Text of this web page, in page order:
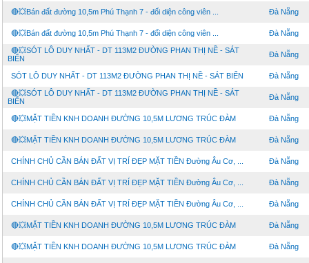
🔴💥Bán đất đường 10,5m Phú Thạnh 7 - đối diện công viên ... Đà Nẵng
🔴💥Bán đất đường 10,5m Phú Thạnh 7 - đối diện công viên ... Đà Nẵng
🔴💥SÓT LÔ DUY NHẤT - DT 113M2 ĐƯỜNG PHAN THỊ NỀ - SÁT
BIỂN
Đà Nẵng
SÓT LÔ DUY NHẤT - DT 113M2 ĐƯỜNG PHAN THỊ NỀ - SÁT BIỂN Đà Nẵng
🔴💥SÓT LÔ DUY NHẤT - DT 113M2 ĐƯỜNG PHAN THỊ NỀ - SÁT
BIỂN
Đà Nẵng
🔴💥MẶT TIỀN KNH DOANH ĐƯỜNG 10,5M LƯƠNG TRÚC ĐÀM Đà Nẵng
🔴💥MẶT TIỀN KNH DOANH ĐƯỜNG 10,5M LƯƠNG TRÚC ĐÀM Đà Nẵng
CHÍNH CHỦ CẦN BÁN ĐẤT VỊ TRÍ ĐẸP MẶT TIỀN Đường Âu Cơ, ... Đà Nẵng
CHÍNH CHỦ CẦN BÁN ĐẤT VỊ TRÍ ĐẸP MẶT TIỀN Đường Âu Cơ, ... Đà Nẵng
CHÍNH CHỦ CẦN BÁN ĐẤT VỊ TRÍ ĐẸP MẶT TIỀN Đường Âu Cơ, ... Đà Nẵng
🔴💥MẶT TIỀN KNH DOANH ĐƯỜNG 10,5M LƯƠNG TRÚC ĐÀM Đà Nẵng
🔴💥MẶT TIỀN KNH DOANH ĐƯỜNG 10,5M LƯƠNG TRÚC ĐÀM Đà Nẵng